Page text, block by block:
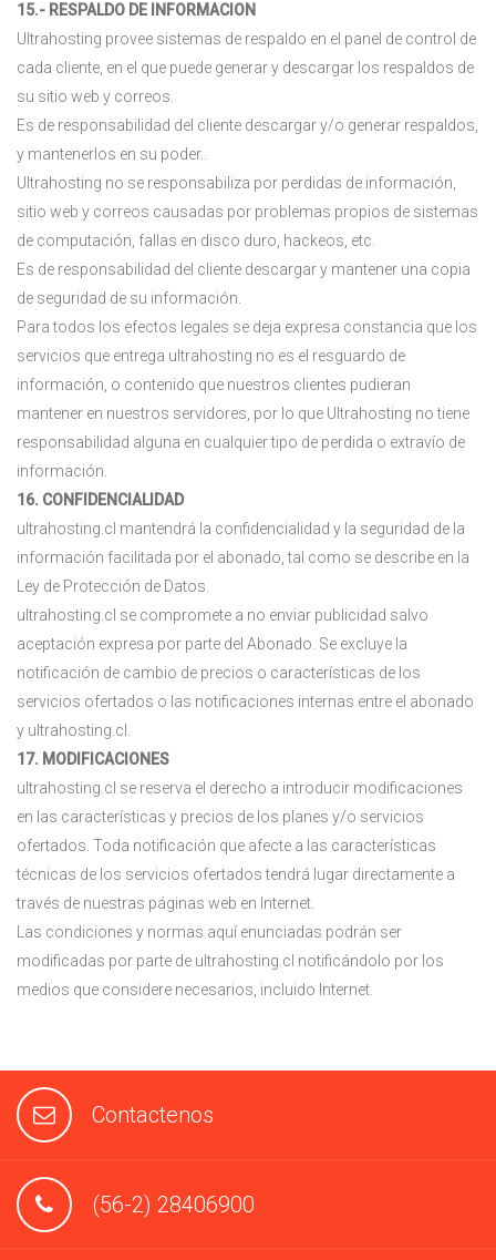
15.- RESPALDO DE INFORMACION
Ultrahosting provee sistemas de respaldo en el panel de control de
cada cliente, en el que puede generar y descargar los respaldos de
su sitio web y correos.
Es de responsabilidad del cliente descargar y/o generar respaldos,
y mantenerlos en su poder..
Ultrahosting no se responsabiliza por perdidas de información,
sitio web y correos causadas por problemas propios de sistemas
de computación, fallas en disco duro, hackeos, etc.
Es de responsabilidad del cliente descargar y mantener una copia
de seguridad de su información.
Para todos los efectos legales se deja expresa constancia que los
servicios que entrega ultrahosting no es el resguardo de
información, o contenido que nuestros clientes pudieran
mantener en nuestros servidores, por lo que Ultrahosting no tiene
responsabilidad alguna en cualquier tipo de perdida o extravío de
información.
16. CONFIDENCIALIDAD
ultrahosting.cl mantendrá la confidencialidad y la seguridad de la
información facilitada por el abonado, tal como se describe en la
Ley de Protección de Datos.
ultrahosting.cl se compromete a no enviar publicidad salvo
aceptación expresa por parte del Abonado. Se excluye la
notificación de cambio de precios o características de los
servicios ofertados o las notificaciones internas entre el abonado
y ultrahosting.cl.
17. MODIFICACIONES
ultrahosting.cl se reserva el derecho a introducir modificaciones
en las características y precios de los planes y/o servicios
ofertados. Toda notificación que afecte a las características
técnicas de los servicios ofertados tendrá lugar directamente a
través de nuestras páginas web en Internet.
Las condiciones y normas aquí enunciadas podrán ser
modificadas por parte de ultrahosting.cl notificándolo por los
medios que considere necesarios, incluido Internet.
Contactenos
(56-2) 28406900